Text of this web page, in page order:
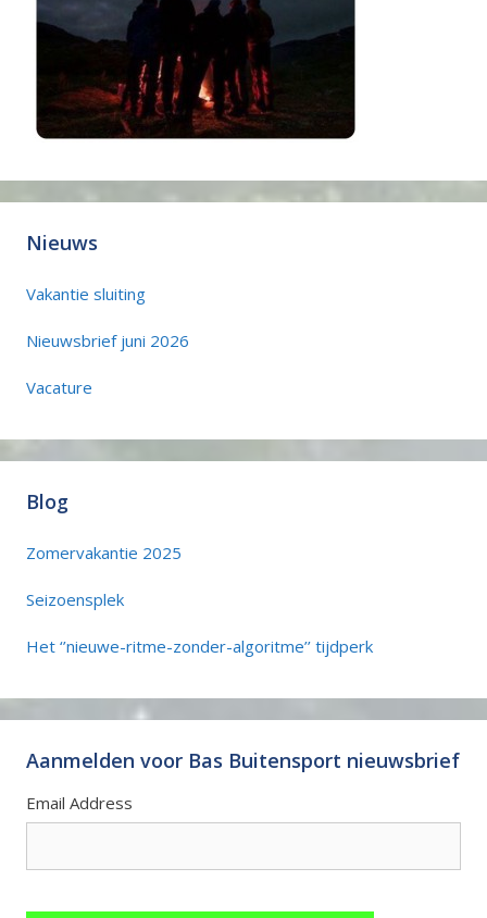
Nieuws
Vakantie sluiting
Nieuwsbrief juni 2026
Vacature
Blog
Zomervakantie 2025
Seizoensplek
Het ‘’nieuwe-ritme-zonder-algoritme’’ tijdperk
Aanmelden voor Bas Buitensport nieuwsbrief
Email Address